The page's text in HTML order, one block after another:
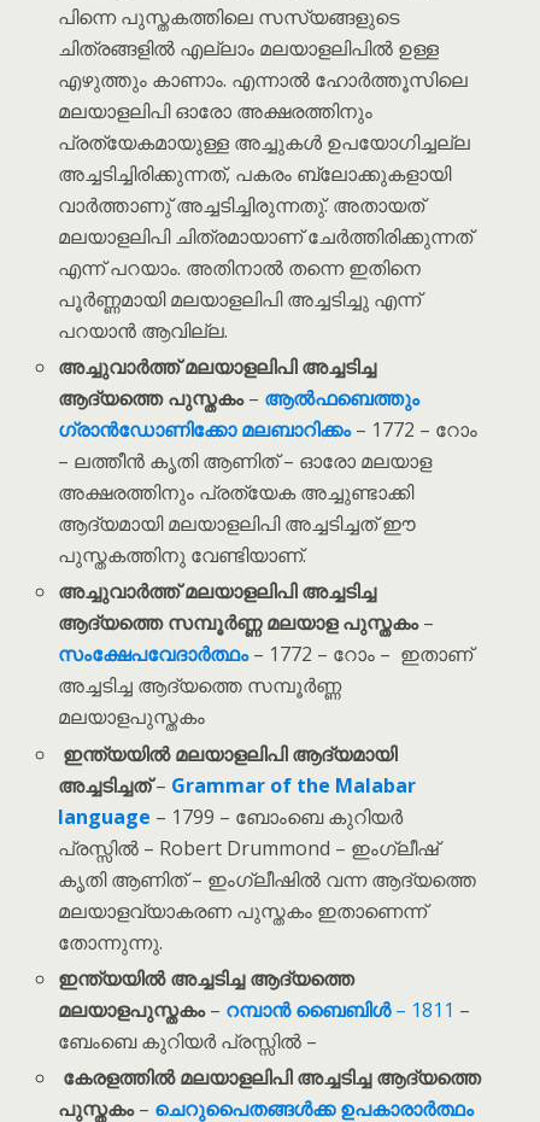
പിന്നെ പുസ്തകത്തിലെ സസ്യങ്ങളുടെ
ചിത്രങ്ങളിൽ എല്ലാം മലയാളലിപിൽ ഉള്ള
എഴുത്തും കാണാം. എന്നാൽ ഹോർത്തൂസിലെ
മലയാളലിപി ഓരോ അക്ഷരത്തിനും
പ്രത്യേകമായുള്ള അച്ചുകൾ ഉപയോഗിച്ചല്ല
അച്ചടിച്ചിരിക്കുന്നത്, പകരം ബ്ലോക്കുകളായി
വാർത്താണു് അച്ചടിച്ചിരുന്നതു്. അതായത്
മലയാളലിപി ചിത്രമായാണ് ചേർത്തിരിക്കുന്നത്
എന്ന് പറയാം. അതിനാൽ തന്നെ ഇതിനെ
പൂർണ്ണമായി മലയാളലിപി അച്ചടിച്ചു എന്ന്
പറയാൻ ആവില്ല.
അച്ചുവാർത്ത് മലയാളലിപി അച്ചടിച്ച
ആദ്യത്തെ പുസ്തകം– ആൽഫബെത്തും
ഗ്രാൻഡോണിക്കോ മലബാറിക്കം– 1772 – റോം
– ലത്തീൻ കൃതി ആണിത് – ഓരോ മലയാള
അക്ഷരത്തിനും പ്രത്യേക അച്ചുണ്ടാക്കി
ആദ്യമായി മലയാളലിപി അച്ചടിച്ചത് ഈ
പുസ്തകത്തിനു വേണ്ടിയാണ്.
അച്ചുവാർത്ത് മലയാളലിപി അച്ചടിച്ച
ആദ്യത്തെസമ്പൂർണ്ണ മലയാള പുസ്തകം–
സംക്ഷേപവേദാർത്ഥം– 1772 – റോം – ഇതാണ്
അച്ചടിച്ച ആദ്യത്തെ സമ്പൂർണ്ണ
മലയാളപുസ്തകം
ഇന്ത്യയിൽ മലയാളലിപി ആദ്യമായി
അച്ചടിച്ചത്– Grammar of the Malabar
language – 1799 – ബോംബെ കുറിയർ
പ്രസ്സിൽ – Robert Drummond – ഇംഗ്ലീഷ്
കൃതി ആണിത് – ഇംഗ്ലീഷിൽ വന്ന ആദ്യത്തെ
മലയാളവ്യാകരണ പുസ്തകം ഇതാണെന്ന്
തോന്നുന്നു.
ഇന്ത്യയിൽ അച്ചടിച്ച ആദ്യത്തെ
മലയാളപുസ്തകം– റമ്പാൻ ബൈബിൾ– 1811 –
ബേംബെ കുറിയർ പ്രസ്സിൽ –
കേരളത്തിൽ മലയാളലിപി അച്ചടിച്ച ആദ്യത്തെ
പുസ്തകം– ചെറുപൈതങ്ങൾക്ക ഉപകാരാർത്ഥം